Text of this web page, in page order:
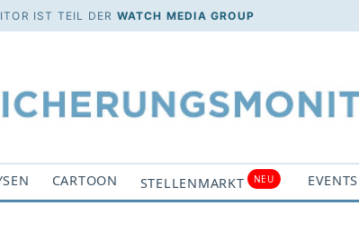
IST TEIL DER WATCH MEDIA GROUP
CARTOON STELLENMARKT NEU EVENTS